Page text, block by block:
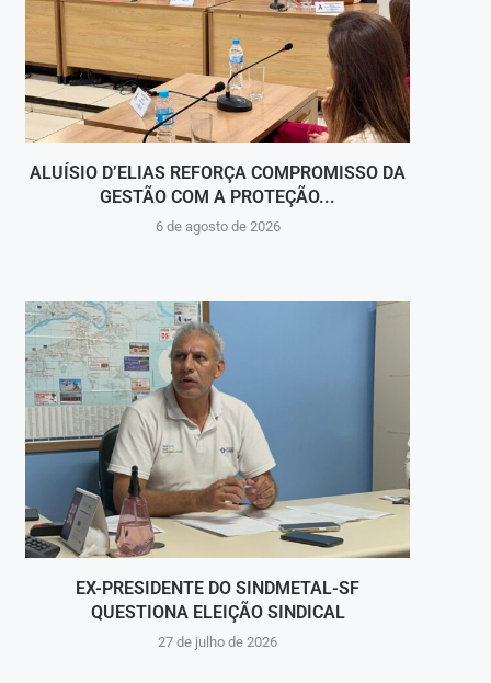
ALUÍSIO D’ELIAS REFORÇA COMPROMISSO DA
GESTÃO COM A PROTEÇÃO...
6 de agosto de 2026
EX-PRESIDENTE DO SINDMETAL-SF
QUESTIONA ELEIÇÃO SINDICAL
27 de julho de 2026